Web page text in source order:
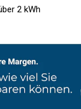
2 kWh